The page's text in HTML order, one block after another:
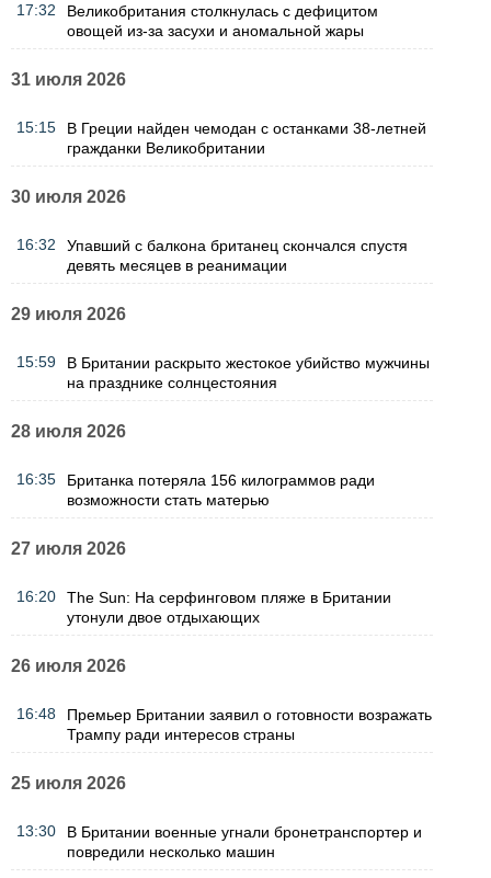
17:32
Великобритания столкнулась с дефицитом
овощей из-за засухи и аномальной жары
31 июля 2026
15:15
В Греции найден чемодан с останками 38-летней
гражданки Великобритании
30 июля 2026
16:32
Упавший с балкона британец скончался спустя
девять месяцев в реанимации
29 июля 2026
15:59
В Британии раскрыто жестокое убийство мужчины
на празднике солнцестояния
28 июля 2026
16:35
Британка потеряла 156 килограммов ради
возможности стать матерью
27 июля 2026
16:20
The Sun: На серфинговом пляже в Британии
утонули двое отдыхающих
26 июля 2026
16:48
Премьер Британии заявил о готовности возражать
Трампу ради интересов страны
25 июля 2026
13:30
В Британии военные угнали бронетранспортер и
повредили несколько машин